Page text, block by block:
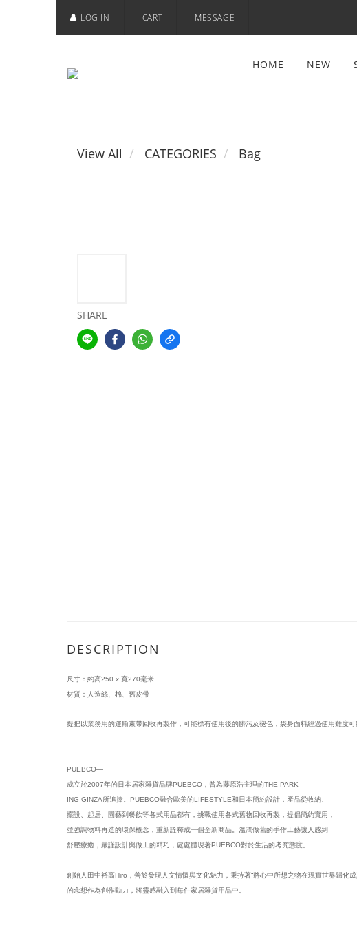
LOG IN CART MESSAGE
HOME NEW
View All CATEGORIES Bag
SHARE
DESCRIPTION
尺寸：約高250 x 寬270毫米
材質：人造絲、棉、舊皮帶
提把以業務用的運輸束帶回收再製作，可能標有使用後的髒污及褪色，袋身面料經過使用難度
PUEBCO—
成立於2007年的日本居家雜貨品牌PUEBCO，曾為藤原浩主理的THE PARK-
ING GINZA所追捧。PUEBCO融合歐美的LIFESTYLE和日本簡約設計，產品從收納、
擺設、起居、園藝到餐飲等各式用品都有，挑戰使用各式舊物回收再製，提倡簡約實用，
並強調物料再造的環保概念，重新詮釋成一個全新商品。溫潤做舊的手作工藝讓人感到
舒壓療癒，嚴謹設計與做工的精巧，處處體現著PUEBCO對於生活的考究態度。
創始人田中裕高Hiro，善於發現人文情懷與文化魅力，秉持著“將心中所想之物在現實世界歸化成
的念想作為創作動力，將靈感融入到每件家居雜貨用品中。